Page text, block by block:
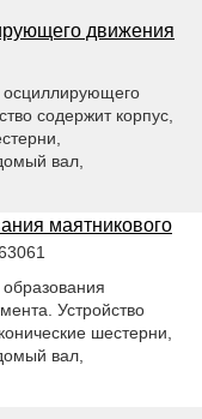
движения
осциллирующего
содержит корпус,
вал,
маятникового
образования
Устройство
шестерни,
вал,